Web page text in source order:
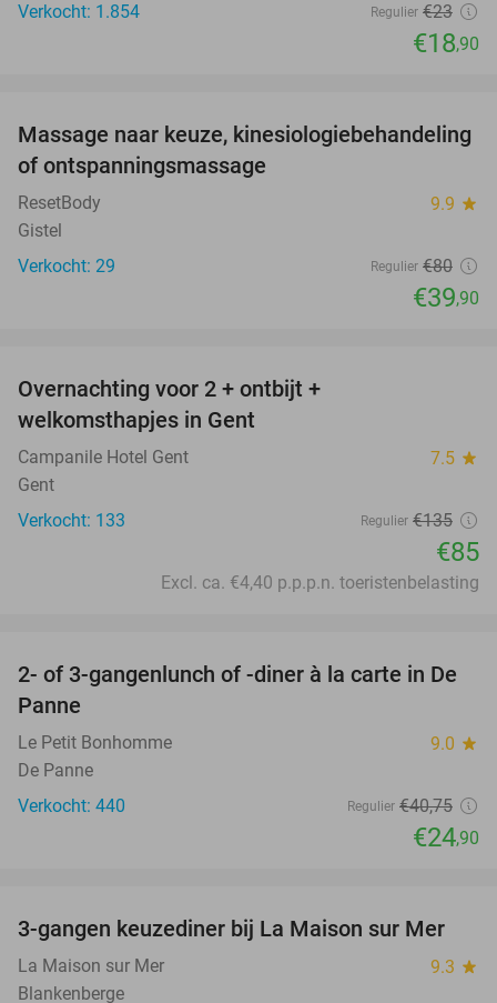
Verkocht: 1.854
Regulier €23
€18,90
50%
Massage naar keuze, kinesiologiebehandeling
of ontspanningsmassage
ResetBody 9.9 star
Gistel
Verkocht: 29
Regulier €80
€39,90
Overnachting voor 2 + ontbijt +
welkomsthapjes in Gent
Campanile Hotel Gent 7.5 star
Gent
Verkocht: 133
Regulier €135
€85
Excl. ca. €4,40 p.p.p.n. toeristenbelasting
39%
2- of 3-gangenlunch of -diner à la carte in De
Panne
Le Petit Bonhomme 9.0 star
De Panne
Verkocht: 440
Regulier €40,75
€24,90
40%
3-gangen keuzediner bij La Maison sur Mer
La Maison sur Mer 9.3 star
Blankenberge